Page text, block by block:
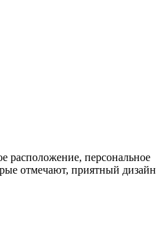
расположение, персональное
отмечают, приятный дизайн